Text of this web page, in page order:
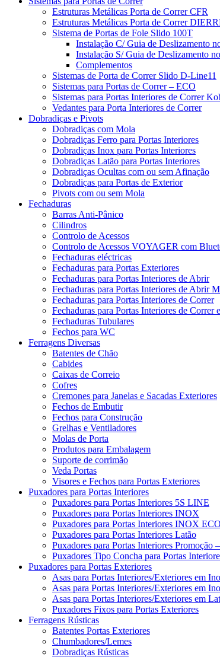
Estruturas Metálicas Porta de Correr CFR
Estruturas Metálicas Porta de Correr
Sistema de Portas de Fole Slido 100T
Instalação C/ Guia de Deslizamento
Instalação S/ Guia de Deslizamento
Complementos
Sistemas de Porta de Correr Slido D-Line11
Sistemas para Portas de Correr – ECO
Sistemas para Portas Interiores de Correr
Vedantes para Porta Interiores de Correr
Dobradiças e Pivots
Dobradiças com Mola
Dobradiças Ferro para Portas Interiores
Dobradiças Inox para Portas Interiores
Dobradiças Latão para Portas Interiores
Dobradiças Ocultas com ou sem Afinação
Dobradiças para Portas de Exterior
Pivots com ou sem Mola
Fechaduras
Barras Anti-Pânico
Cilindros
Controlo de Acessos
Controlo de Acessos VOYAGER com
Fechaduras eléctricas
Fechaduras para Portas Exteriores
Fechaduras para Portas Interiores de Abrir
Fechaduras para Portas Interiores de Abrir
Fechaduras para Portas Interiores de Correr
Fechaduras para Portas Interiores de Correr
Fechaduras Tubulares
Fechos para WC
Ferragens Diversas
Batentes de Chão
Cabides
Caixas de Correio
Cofres
Cremones para Janelas e Sacadas Exteriores
Fechos de Embutir
Fechos para Construção
Grelhas e Ventiladores
Molas de Porta
Produtos para Embalagem
Suporte de corrimão
Veda Portas
Visores e Fechos para Portas Exteriores
Puxadores para Portas Interiores
Puxadores para Portas Interiores 5S LINE
Puxadores para Portas Interiores INOX
Puxadores para Portas Interiores INOX ECO
Puxadores para Portas Interiores Latão
Puxadores para Portas Interiores
Puxadores Tipo Concha para Portas
Puxadores para Portas Exteriores
Asas para Portas Interiores/Exteriores em
Asas para Portas Interiores/Exteriores em
Asas para Portas Interiores/Exteriores em
Puxadores Fixos para Portas Exteriores
Ferragens Rústicas
Batentes Portas Exteriores
Chumbadores/Lemes
Dobradiças Rústicas